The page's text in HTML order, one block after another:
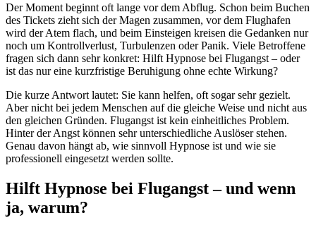
Der Moment beginnt oft lange vor dem Abflug. Schon beim Buchen
des Tickets zieht sich der Magen zusammen, vor dem Flughafen
wird der Atem flach, und beim Einsteigen kreisen die Gedanken nur
noch um Kontrollverlust, Turbulenzen oder Panik. Viele Betroffene
fragen sich dann sehr konkret: Hilft Hypnose bei Flugangst – oder
ist das nur eine kurzfristige Beruhigung ohne echte Wirkung?
Die kurze Antwort lautet: Sie kann helfen, oft sogar sehr gezielt.
Aber nicht bei jedem Menschen auf die gleiche Weise und nicht aus
den gleichen Gründen. Flugangst ist kein einheitliches Problem.
Hinter der Angst können sehr unterschiedliche Auslöser stehen.
Genau davon hängt ab, wie sinnvoll Hypnose ist und wie sie
professionell eingesetzt werden sollte.
Hilft Hypnose bei Flugangst – und wenn
ja, warum?